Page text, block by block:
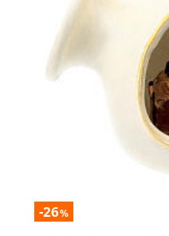
-26%